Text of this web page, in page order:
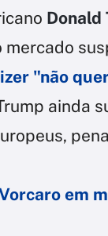
Donald
mercado
"não
ainda
em